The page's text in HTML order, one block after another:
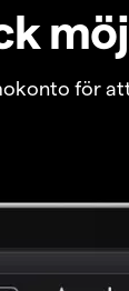
för